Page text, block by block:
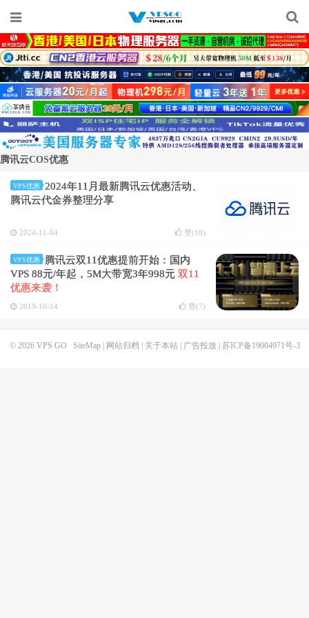
腾讯云COS优惠
VPS优惠
2024年11月最新腾讯云优惠活动、
腾讯云代金券整理分享
2024-11-04 赞(18)
VPS优惠
腾讯云双11优惠提前开始：国内
VPS 88元/年起，5M大带宽3年998元 双11
优惠来袭！
2019-10-14 赞(7)
© 2026 VPS GO SiteMap| 网站归档 | 关于本站| 广告投放| 苏ICP备19004971号-3